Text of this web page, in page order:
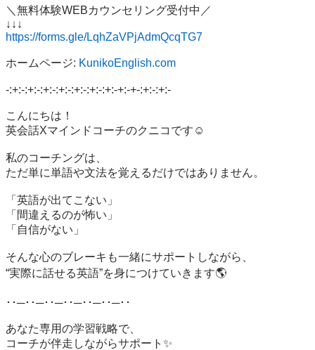
＼無料体験WEBカウンセリング受付中／
https://forms.gle/LqhZaVPjAdmQcqTG7
ホームページ: KunikoEnglish.com
-:+:-:+:-:+:-:+:-:+:-:+:-:+:-+:-+-:+:-:+:-
こんにちは！
英会話Xマインドコーチのクニコです☺️
私のコーチングは、
ただ単に単語や文法を覚えるだけではありません。
「英語が出てこない」
「間違えるのが怖い」
「自信がない」
そんな心のブレーキも一緒にサポートしながら、
“実際に話せる英語”を身につけていきます🌎
･･─･･─･･─･･─･･─･･─･･
あなた専用の学習戦略で、
コーチが伴走しながらサポート✨